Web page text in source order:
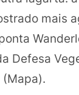
mais
Defesa